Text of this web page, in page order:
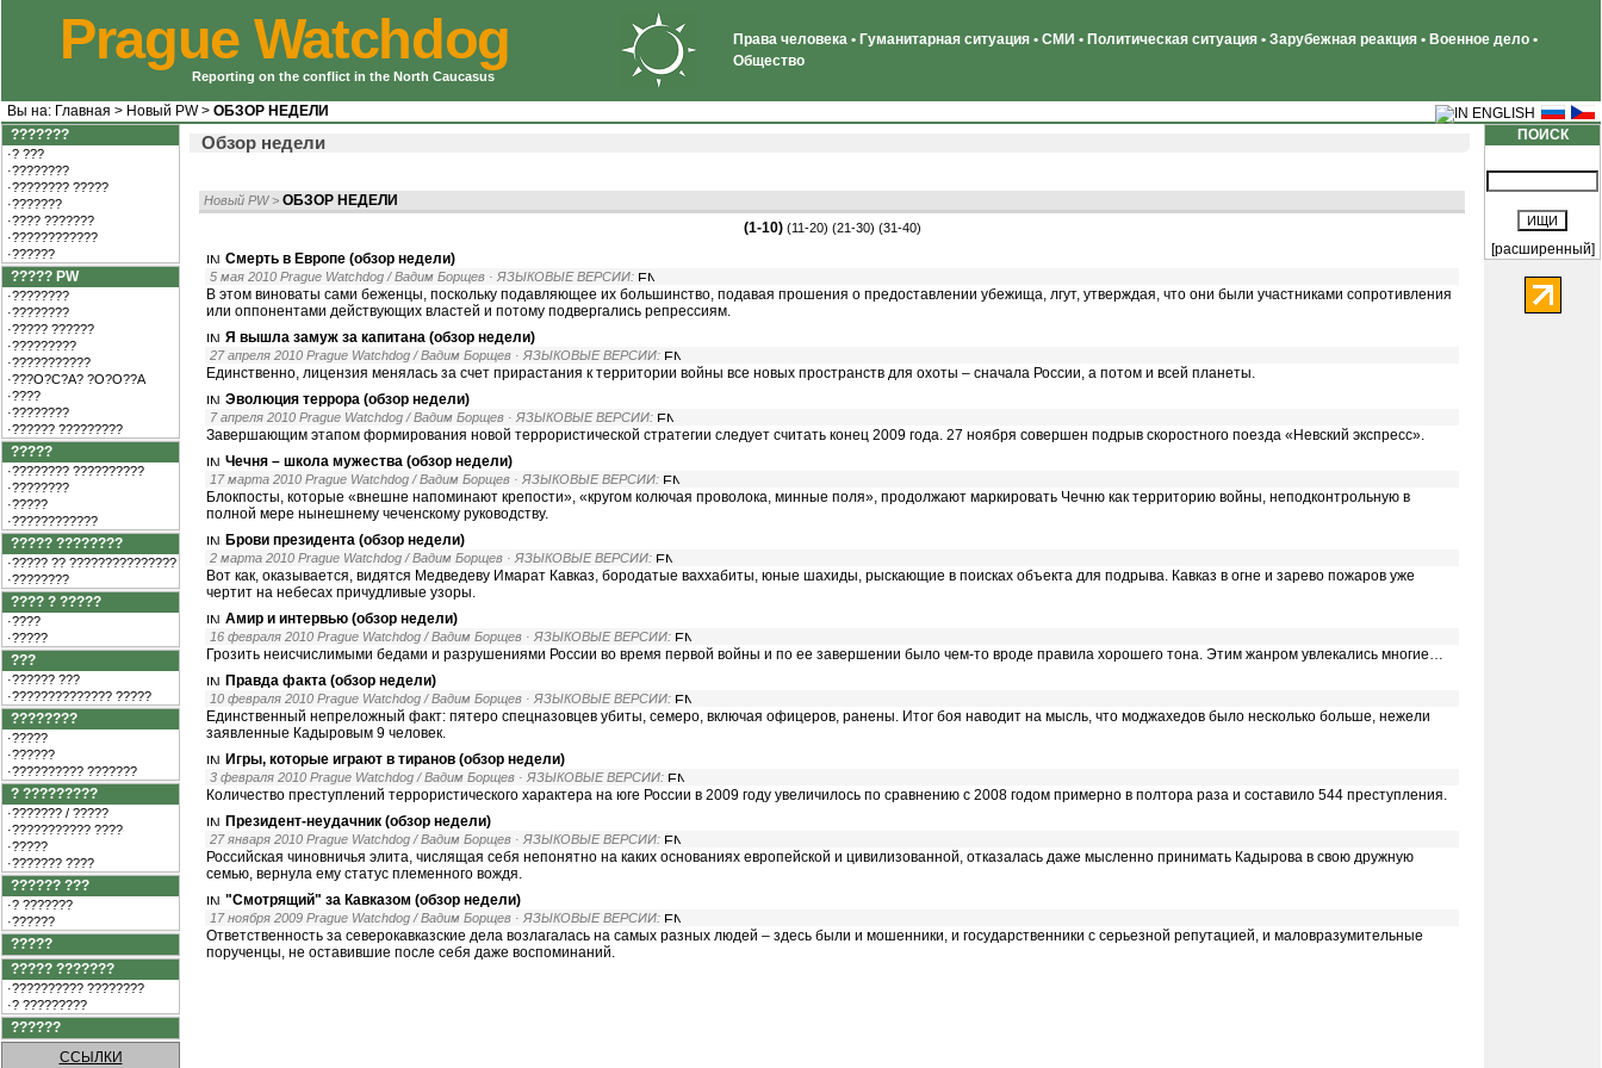
Prague Watchdog
Reporting on the conflict in the North Caucasus
Права человека • Гуманитарная ситуация • СМИ • Политическая ситуация • Зарубежная реакция • Военное дело •
Общество
Вы на: Главная > Новый PW> ОБЗОР НЕДЕЛИ
???????
·? ???
·????????
·???????? ?????
·???????
·???? ???????
·????????????
·??????
????? PW
·????????
·????????
·????? ??????
·?????????
·???????????
·???O?C?A? ?O?O??A
·????
·????????
·?????? ?????????
?????
·???????? ??????????
·????????
·?????
·????????????
????? ????????
·????? ?? ???????????????
·????????
???? ? ?????
·????
·?????
???
·?????? ???
·?????????????? ?????
????????
·?????
·??????
·?????????? ???????
? ?????????
·??????? / ?????
·??????????? ????
·?????
·??????? ????
?????? ???
·? ???????
·??????
?????
????? ???????
·?????????? ????????
·? ?????????
??????
ССЫЛКИ
Обзор недели
Новый PW > ОБЗОР НЕДЕЛИ
(1-10) (11-20) (21-30) (31-40)
Смерть в Европе (обзор недели)
5 мая 2010 Prague Watchdog / Вадим Борщев · ЯЗЫКОВЫЕ ВЕРСИИ:
В этом виноваты сами беженцы, поскольку подавляющее их большинство, подавая прошения о предоставлении убежища, лгут, утверждая, что они были участниками сопротивления
или оппонентами действующих властей и потому подвергались репрессиям.
Я вышла замуж за капитана (обзор недели)
27 апреля 2010 Prague Watchdog / Вадим Борщев · ЯЗЫКОВЫЕ ВЕРСИИ:
Единственно, лицензия менялась за счет прирастания к территории войны все новых пространств для охоты – сначала России, а потом и всей планеты.
Эволюция террора (обзор недели)
7 апреля 2010 Prague Watchdog / Вадим Борщев · ЯЗЫКОВЫЕ ВЕРСИИ:
Завершающим этапом формирования новой террористической стратегии следует считать конец 2009 года. 27 ноября совершен подрыв скоростного поезда «Невский экспресс».
Чечня – школа мужества (обзор недели)
17 марта 2010 Prague Watchdog / Вадим Борщев · ЯЗЫКОВЫЕ ВЕРСИИ:
Блокпосты, которые «внешне напоминают крепости», «кругом колючая проволока, минные поля», продолжают маркировать Чечню как территорию войны, неподконтрольную в
полной мере нынешнему чеченскому руководству.
Брови президента (обзор недели)
2 марта 2010 Prague Watchdog / Вадим Борщев · ЯЗЫКОВЫЕ ВЕРСИИ:
Вот как, оказывается, видятся Медведеву Имарат Кавказ, бородатые ваххабиты, юные шахиды, рыскающие в поисках объекта для подрыва. Кавказ в огне и зарево пожаров уже
чертит на небесах причудливые узоры.
Амир и интервью (обзор недели)
16 февраля 2010 Prague Watchdog / Вадим Борщев · ЯЗЫКОВЫЕ ВЕРСИИ:
Грозить неисчислимыми бедами и разрушениями России во время первой войны и по ее завершении было чем-то вроде правила хорошего тона. Этим жанром увлекались многие…
Правда факта (обзор недели)
10 февраля 2010 Prague Watchdog / Вадим Борщев · ЯЗЫКОВЫЕ ВЕРСИИ:
Единственный непреложный факт: пятеро спецназовцев убиты, семеро, включая офицеров, ранены. Итог боя наводит на мысль, что моджахедов было несколько больше, нежели
заявленные Кадыровым 9 человек.
Игры, которые играют в тиранов (обзор недели)
3 февраля 2010 Prague Watchdog / Вадим Борщев · ЯЗЫКОВЫЕ ВЕРСИИ:
Количество преступлений террористического характера на юге России в 2009 году увеличилось по сравнению с 2008 годом примерно в полтора раза и составило 544 преступления.
Президент-неудачник (обзор недели)
27 января 2010 Prague Watchdog / Вадим Борщев · ЯЗЫКОВЫЕ ВЕРСИИ:
Российская чиновничья элита, числящая себя непонятно на каких основаниях европейской и цивилизованной, отказалась даже мысленно принимать Кадырова в свою дружную
семью, вернула ему статус племенного вождя.
"Смотрящий" за Кавказом (обзор недели)
17 ноября 2009 Prague Watchdog / Вадим Борщев · ЯЗЫКОВЫЕ ВЕРСИИ:
Ответственность за северокавказские дела возлагалась на самых разных людей – здесь были и мошенники, и государственники с серьезной репутацией, и маловразумительные
порученцы, не оставившие после себя даже воспоминаний.
ПОИСК
[расширенный]